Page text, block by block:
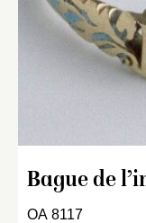
Bague de
OA 8117